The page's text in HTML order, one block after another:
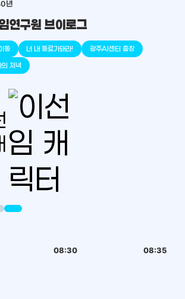
arrow_selector_tool
경기도
충청남도 대전광역시
place
천안
place
세종
place
판교
place
오송
place
대덕
place
원주
년
연구원 브이로그
동 너 내 동료가돼라! 광주AI센터 출장
의 저녁
08:30 08:35